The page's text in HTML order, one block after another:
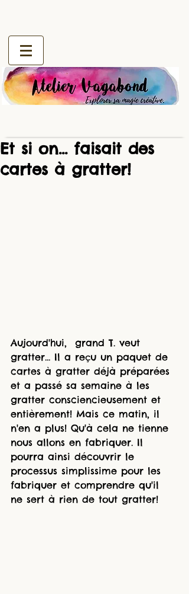
Et si on... faisait des
cartes à gratter!
Aujourd'hui,  grand T. veut
gratter... Il a reçu un paquet de
cartes à gratter déjà préparées
et a passé sa semaine à les
gratter consciencieusement et
entièrement! Mais ce matin, il
n'en a plus! Qu'à cela ne tienne
nous allons en fabriquer. Il
pourra ainsi découvrir le
processus simplissime pour les
fabriquer et comprendre qu'il
ne sert à rien de tout gratter!